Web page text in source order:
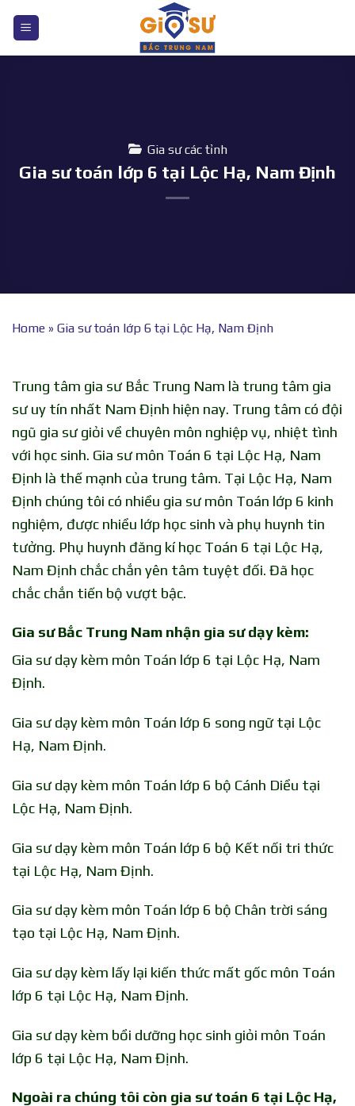
nội
Gia sư các tỉnh
Gia sư toán lớp 6 tại Lộc Hạ, Nam Định
Home » Gia sư toán lớp 6 tại Lộc Hạ, Nam Định
Trung tâm gia sư Bắc Trung Nam là trung tâm gia
sư uy tín nhất Nam Định hiện nay. Trung tâm có đội
ngũ gia sư giỏi về chuyên môn nghiệp vụ, nhiệt tình
với học sinh. Gia sư môn Toán 6 tại Lộc Hạ, Nam
Định là thế mạnh của trung tâm. Tại Lộc Hạ, Nam
Định chúng tôi có nhiều gia sư môn Toán lớp 6 kinh
nghiệm, được nhiều lớp học sinh và phụ huynh tin
tưởng. Phụ huynh đăng kí học Toán 6 tại Lộc Hạ,
Nam Định chắc chắn yên tâm tuyệt đối. Đã học
chắc chắn tiến bộ vượt bậc.
Gia sư Bắc Trung Nam nhận gia sư dạy kèm:
Gia sư dạy kèm môn Toán lớp 6 tại Lộc Hạ, Nam
Định.
Gia sư dạy kèm môn Toán lớp 6 song ngữ tại Lộc
Hạ, Nam Định.
Gia sư dạy kèm môn Toán lớp 6 bộ Cánh Diều tại
Lộc Hạ, Nam Định.
Gia sư dạy kèm môn Toán lớp 6 bộ Kết nối tri thức
tại Lộc Hạ, Nam Định.
Gia sư dạy kèm môn Toán lớp 6 bộ Chân trời sáng
tạo tại Lộc Hạ, Nam Định.
Gia sư dạy kèm lấy lại kiến thức mất gốc môn Toán
lớp 6 tại Lộc Hạ, Nam Định.
Gia sư dạy kèm bồi dưỡng học sinh giỏi môn Toán
lớp 6 tại Lộc Hạ, Nam Định.
Ngoài ra chúng tôi còn gia sư toán 6 tại Lộc Hạ,